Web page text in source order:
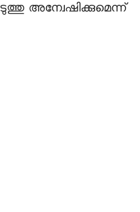
അന്വേഷിക്കുമെന്ന്